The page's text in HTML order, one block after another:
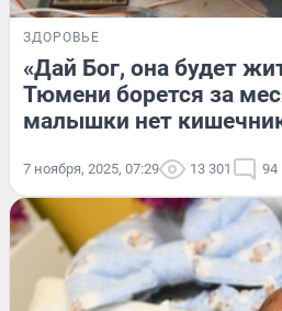
ЗДОРОВЬЕ
«Дай Бог, она будет
Тюмени борется за
малышки нет
7 ноября, 2025, 07:29 13 301 94